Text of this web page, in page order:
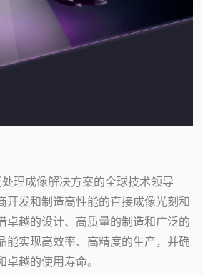
理成像解决方案的全球技术领导
开发和制造高性能的直接成像光刻和
卓越的设计、高质量的制造和广泛的
能实现高效率、高精度的生产，并确
越的使用寿命。